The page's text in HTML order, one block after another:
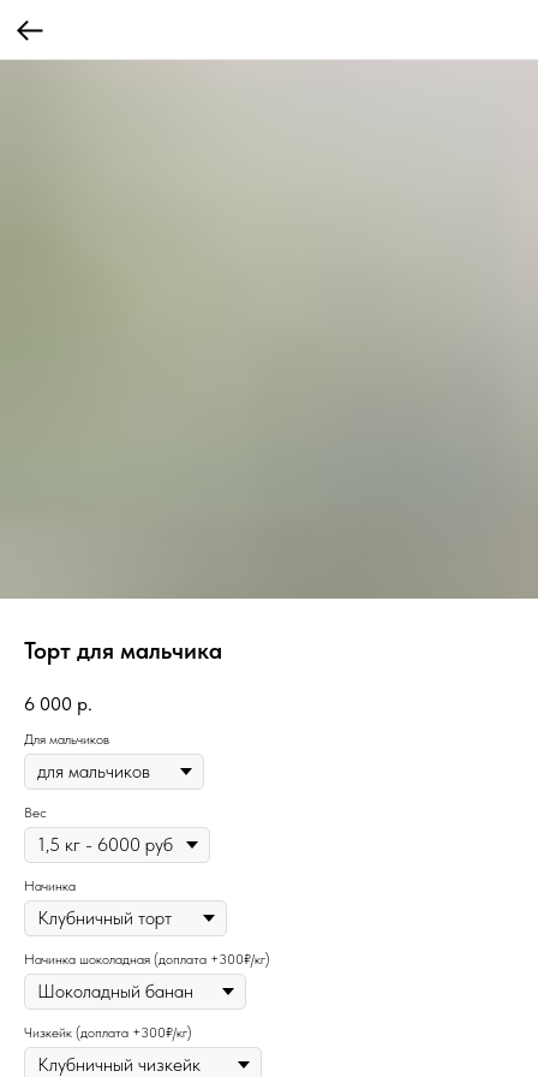
Торт для мальчика
6 000 р.
Для мальчиков
Вес
Начинка
Начинка шоколадная (доплата +300₽/кг)
Чизкейк (доплата +300₽/кг)